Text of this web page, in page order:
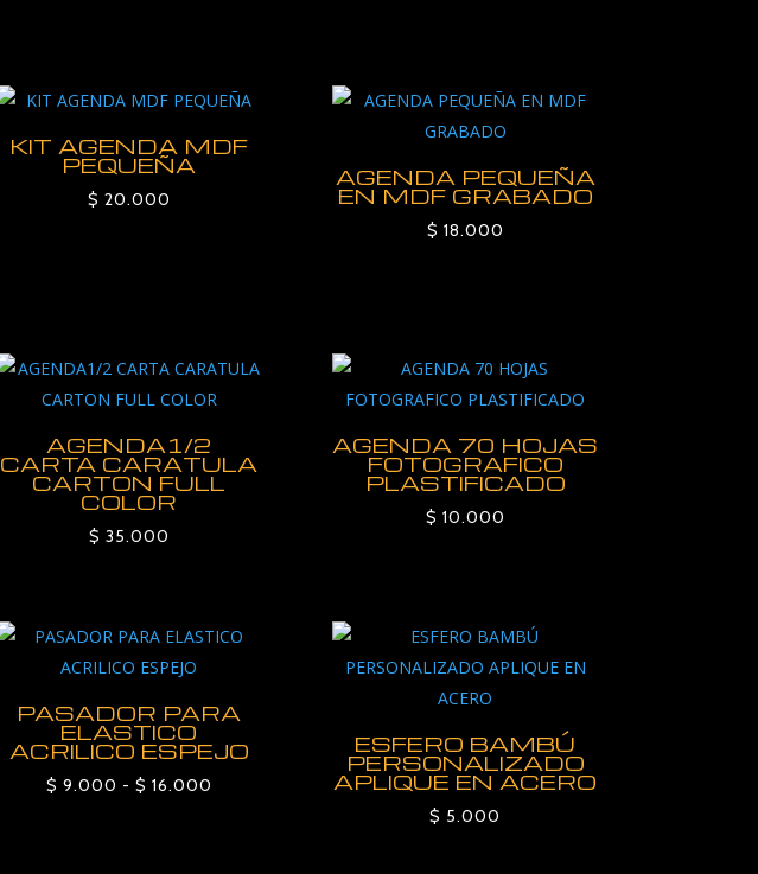
KIT AGENDA MDF
PEQUEÑA
$ 20.000
AGENDA PEQUEÑA
EN MDF GRABADO
$ 18.000
AGENDA1/2
CARTA CARATULA
CARTON FULL
COLOR
$ 35.000
AGENDA 70 HOJAS
FOTOGRAFICO
PLASTIFICADO
$ 10.000
PASADOR PARA
ELASTICO
ACRILICO ESPEJO
$ 9.000 - $ 16.000
ESFERO BAMBÚ
PERSONALIZADO
APLIQUE EN ACERO
$ 5.000